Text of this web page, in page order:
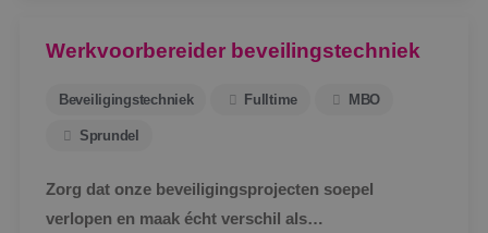
Werkvoorbereider beveilingstechniek
Beveiligingstechniek Fulltime MBO
Sprundel
Zorg dat onze beveiligingsprojecten soepel
verlopen en maak écht verschil als